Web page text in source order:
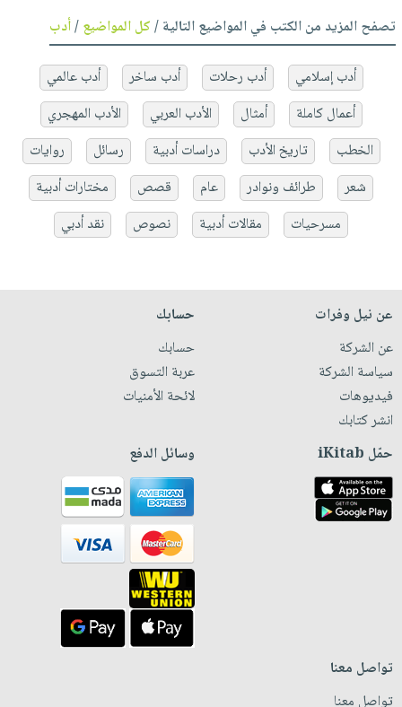
تصفح المزيد من الكتب في المواضيع التالية /كل المواضيع/أدب
أدب إسلامي أدب رحلات أدب ساخر
أدب عالمي
أعمال كاملة
أمثال الأدب العربي
الأدب المهجري
الخطب
تاريخ الأدب دراسات أدبية رسائل
روايات
شعر
طرائف ونوادر عام قصص
مختارات أدبية
مسرحيات
مقالات أدبية نصوص نقد أدبي
عن نيل وفرات
عن الشركة
سياسة الشركة
فيديوهات
انشر كتابك
حسابك
حسابك
عربة التسوق
لائحة الأمنيات
حمّل iKitab وسائل الدفع
تواصل معنا